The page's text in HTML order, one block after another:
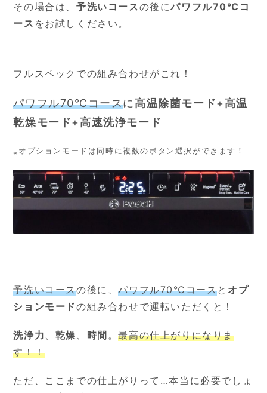
その場合は、予洗いコースの後にパワフル70℃コ
ース をお試しください。
フルスペックでの組み合わせがこれ！
パワフル70℃コースに高温除菌モード+高温
乾燥モード+高速洗浄モード
⁎オプションモードは同時に複数のボタン選択ができます！
予洗いコースの後に、パワフル70℃コースと オプ
ションモードの組み合わせで運転いただくと！
洗浄力 、 乾燥 、 時間 。最高の仕上がりになりま
す！！
ただ、ここまでの仕上がりって…本当に必要でしょ